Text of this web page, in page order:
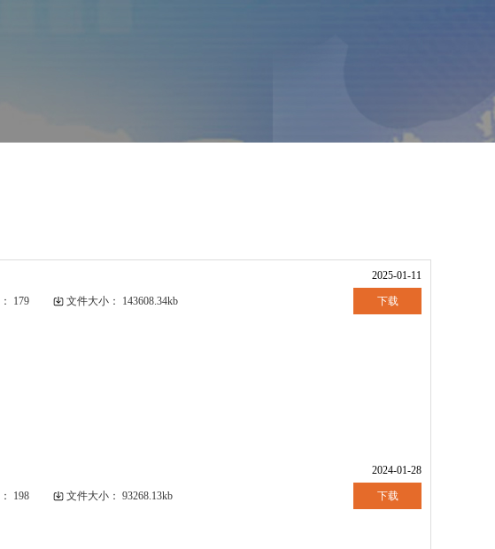
2025-01-11
179 文件大小： 143608.34kb 下载
2024-01-28
198 文件大小： 93268.13kb 下载